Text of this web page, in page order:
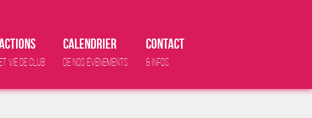
Et vie de club
Calendrier
De nos événements
Contact
& infos